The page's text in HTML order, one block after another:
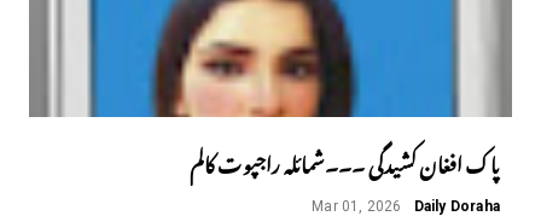
پاک افغان کشیدگی ۔۔۔شمائلہ راجپوت کالم
Daily Doraha
Mar 01, 2026